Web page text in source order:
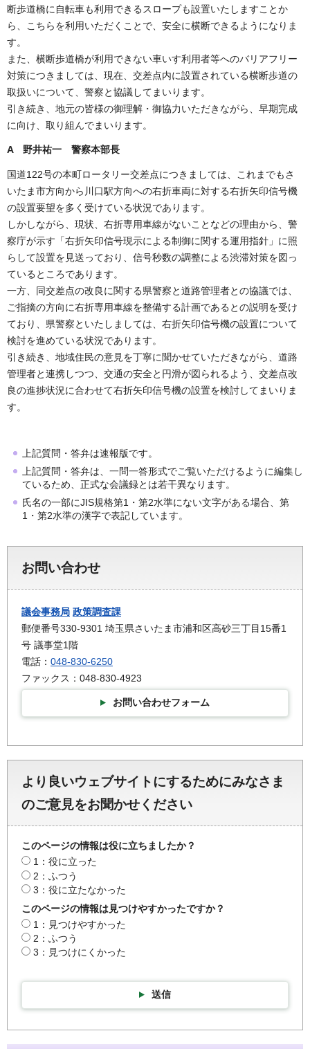
断歩道橋に自転車も利用できるスロープも設置いたしますことか
ら、こちらを利用いただくことで、安全に横断できるようになりま
す。
また、横断歩道橋が利用できない車いす利用者等へのバリアフリー
対策につきましては、現在、交差点内に設置されている横断歩道の
取扱いについて、警察と協議してまいります。
引き続き、地元の皆様の御理解・御協力いただきながら、早期完成
に向け、取り組んでまいります。
A 野井祐一 警察本部長
国道122号の本町ロータリー交差点につきましては、これまでもさ
いたま市方向から川口駅方向への右折車両に対する右折矢印信号機
の設置要望を多く受けている状況であります。
しかしながら、現状、右折専用車線がないことなどの理由から、警
察庁が示す「右折矢印信号現示による制御に関する運用指針」に照
らして設置を見送っており、信号秒数の調整による渋滞対策を図っ
ているところであります。
一方、同交差点の改良に関する県警察と道路管理者との協議では、
ご指摘の方向に右折専用車線を整備する計画であるとの説明を受け
ており、県警察といたしましては、右折矢印信号機の設置について
検討を進めている状況であります。
引き続き、地域住民の意見を丁寧に聞かせていただきながら、道路
管理者と連携しつつ、交通の安全と円滑が図られるよう、交差点改
良の進捗状況に合わせて右折矢印信号機の設置を検討してまいりま
す。
上記質問・答弁は速報版です。
上記質問・答弁は、一問一答形式でご覧いただけるように編集し
ているため、正式な会議録とは若干異なります。
氏名の一部にJIS規格第1・第2水準にない文字がある場合、第
1・第2水準の漢字で表記しています。
お問い合わせ
議会事務局 政策調査課
郵便番号330-9301 埼玉県さいたま市浦和区高砂三丁目15番1
号 議事堂1階
電話： 048-830-6250
ファックス：048-830-4923
お問い合わせフォーム
より良いウェブサイトにするためにみなさま
のご意見をお聞かせください
このページの情報は役に立ちましたか？
1：役に立った
2：ふつう
3：役に立たなかった
このページの情報は見つけやすかったですか？
1：見つけやすかった
2：ふつう
3：見つけにくかった
送信